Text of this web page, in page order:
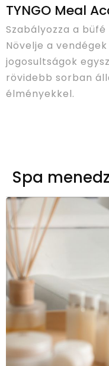
TYNGO Meal
Szabályozza a
Növelje a
jogosultságok
rövidebb sorban
élményekkel.
Spa